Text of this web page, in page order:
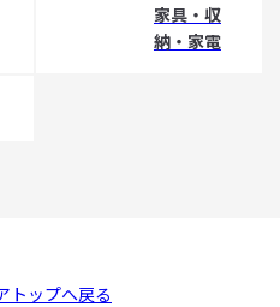
家具・収
納・家電
トップへ戻る